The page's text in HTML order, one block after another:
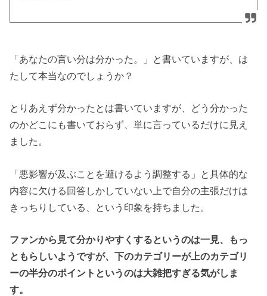
「あなたの言い分は分かった。」と書いていますが、は
たして本当なのでしょうか？
とりあえず分かったとは書いていますが、どう分かった
のかどこにも書いておらず、単に言っているだけに見え
ました。
「悪影響が及ぶことを避けるよう調整する」と具体的な
内容に欠ける回答しかしていない上で自分の主張だけは
きっちりしている、という印象を持ちました。
ファンから見て分かりやすくするというのは一見、もっ
ともらしいようですが、下のカテゴリーが上のカテゴリ
ーの半分のポイントというのは大雑把すぎる気がしま
す。